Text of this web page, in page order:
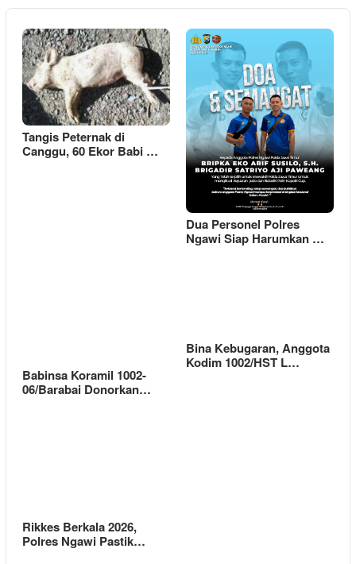
Tangis Peternak di
Canggu, 60 Ekor Babi …
Dua Personel Polres
Ngawi Siap Harumkan …
Babinsa Koramil 1002-
06/Barabai Donorkan…
Bina Kebugaran, Anggota
Kodim 1002/HST L…
Rikkes Berkala 2026,
Polres Ngawi Pastik…